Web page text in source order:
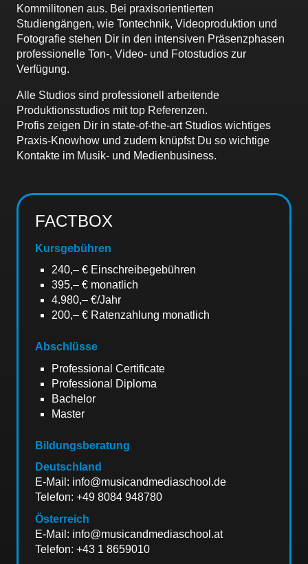
Kommilitonen aus. Bei praxisorientierten
Studiengängen, wie Tontechnik, Videoproduktion und
Fotografie stehen Dir in den intensiven Präsenzphasen
professionelle Ton-, Video- und Fotostudios zur
Verfügung.
Alle Studios sind professionell arbeitende
Produktionsstudios mit top Referenzen.
Profis zeigen Dir in state-of-the-art Studios wichtiges
Praxis-Knowhow und zudem knüpfst Du so wichtige
Kontakte im Musik- und Medienbusiness.
FACTBOX
Kursgebühren
240,– € Einschreibegebühren
395,– € monatlich
4.980,– €/Jahr
200,– € Ratenzahlung monatlich
Abschlüsse
Professional Certificate
Professional Diploma
Bachelor
Master
Bildungsberatung
Deutschland
E-Mail: info@musicandmediaschool.de
Telefon: +49 8084 948780
Österreich
E-Mail: info@musicandmediaschool.at
Telefon: +43 1 8659010